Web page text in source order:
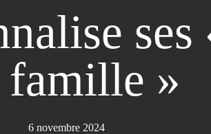
ses
famille »
6 novembre 2024